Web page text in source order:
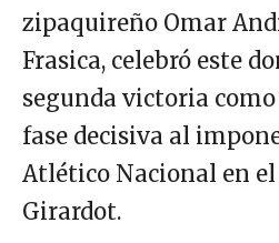
zipaquireño Omar
Frasica, celebró este
segunda victoria
fase decisiva al
Atlético Nacional en
Girardot.